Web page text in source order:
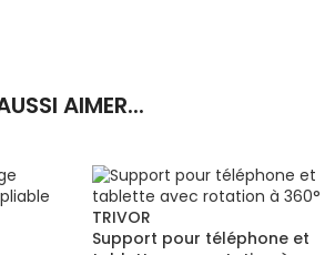
AIMER...
TRIVOR
Support pour téléphone et